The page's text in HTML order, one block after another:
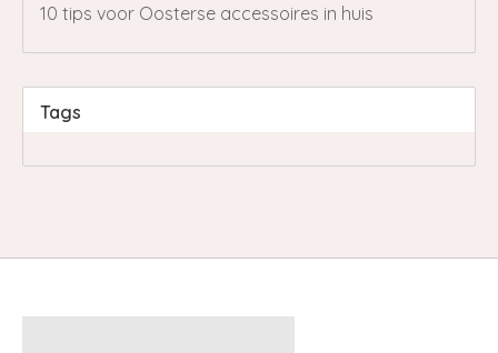
10 tips voor Oosterse accessoires in huis
Tags